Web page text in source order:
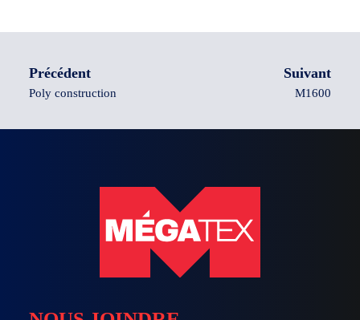
Suivant
M1600
Précédent
Poly construction